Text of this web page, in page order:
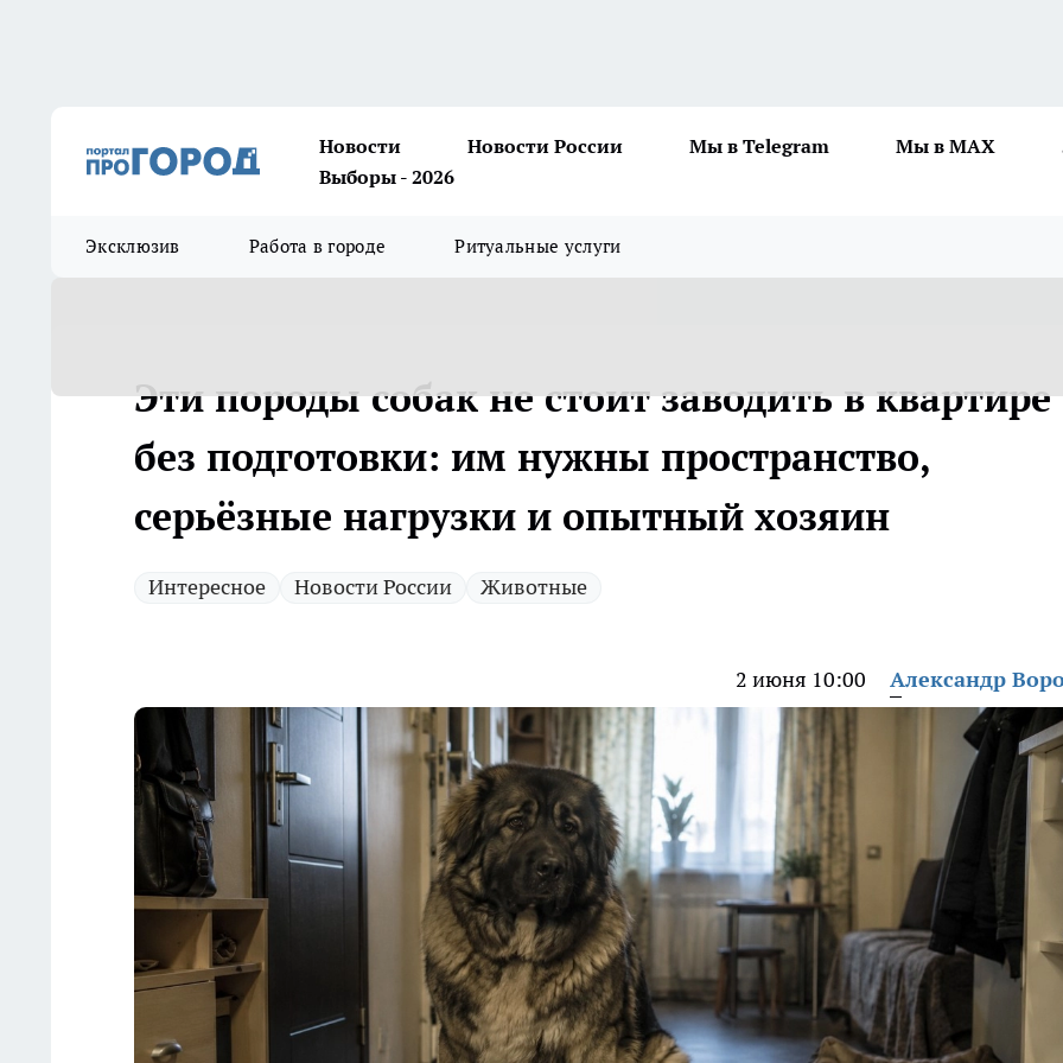
Новости Новости России Мы в Telegram Мы в MAX
Выборы - 2026
Эксклюзив Работа в городе Ритуальные услуги
Эти породы собак не стоит заводить в квартире
без подготовки: им нужны пространство,
серьёзные нагрузки и опытный хозяин
Интересное Новости России Животные
2 июня 10:00 Александр